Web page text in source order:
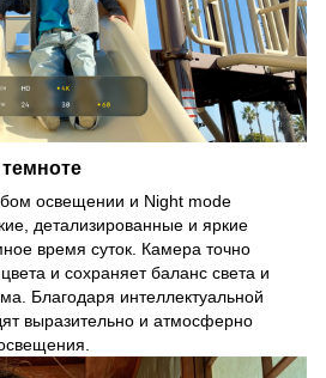
освещении и Night mode
детализированные и яркие
время суток. Камера точно
и сохраняет баланс света и
Благодаря интеллектуальной
выразительно и атмосферно